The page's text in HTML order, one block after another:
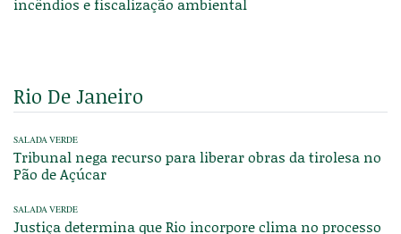
incêndios e fiscalização ambiental
Rio De Janeiro
SALADA VERDE
Tribunal nega recurso para liberar obras da tirolesa no
Pão de Açúcar
SALADA VERDE
Justiça determina que Rio incorpore clima no processo